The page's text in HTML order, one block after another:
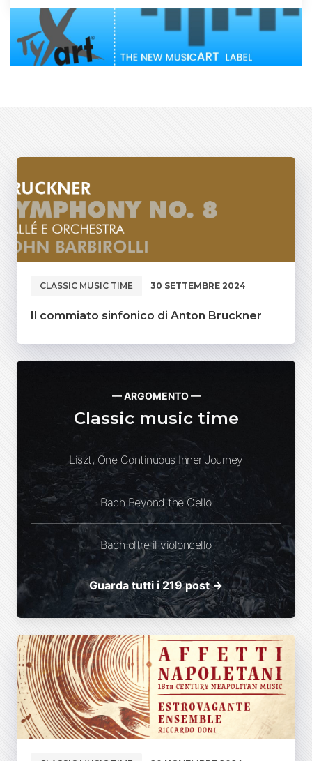
CLASSIC MUSIC TIME 30 SETTEMBRE 2024
Il commiato sinfonico di Anton Bruckner
— ARGOMENTO —
Classic music time
Liszt, One Continuous Inner Journey
Bach Beyond the Cello
Bach oltre il violoncello
Guarda tutti i 219 post →